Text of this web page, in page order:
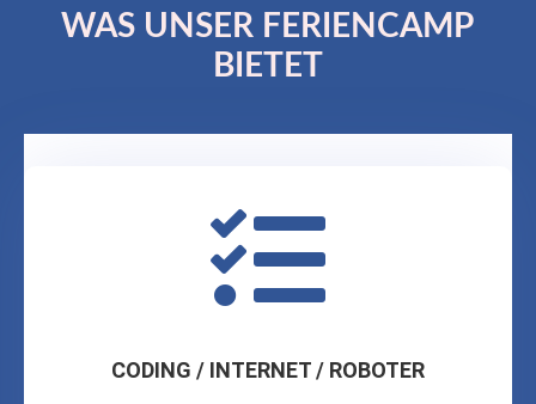
WAS UNSER FERIENCAMP
BIETET

CODING / INTERNET / ROBOTER